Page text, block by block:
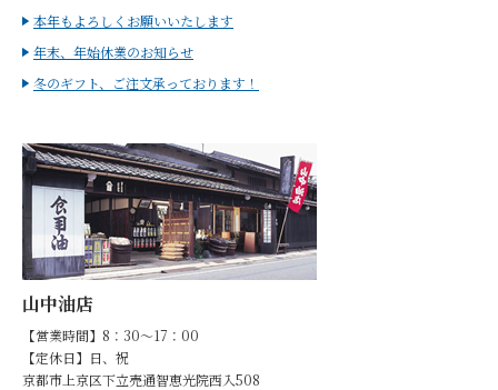
本年もよろしくお願いいたします
年末、年始休業のお知らせ
冬のギフト、ご注文承っております！
山中油店
【営業時間】8：30～17：00
【定休日】日、祝
京都市上京区下立売通智恵光院西入508